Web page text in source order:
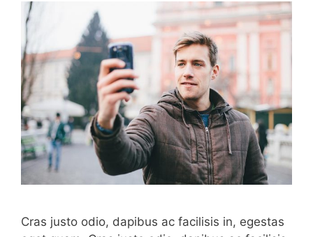
Cras justo odio, dapibus ac facilisis in, egestas